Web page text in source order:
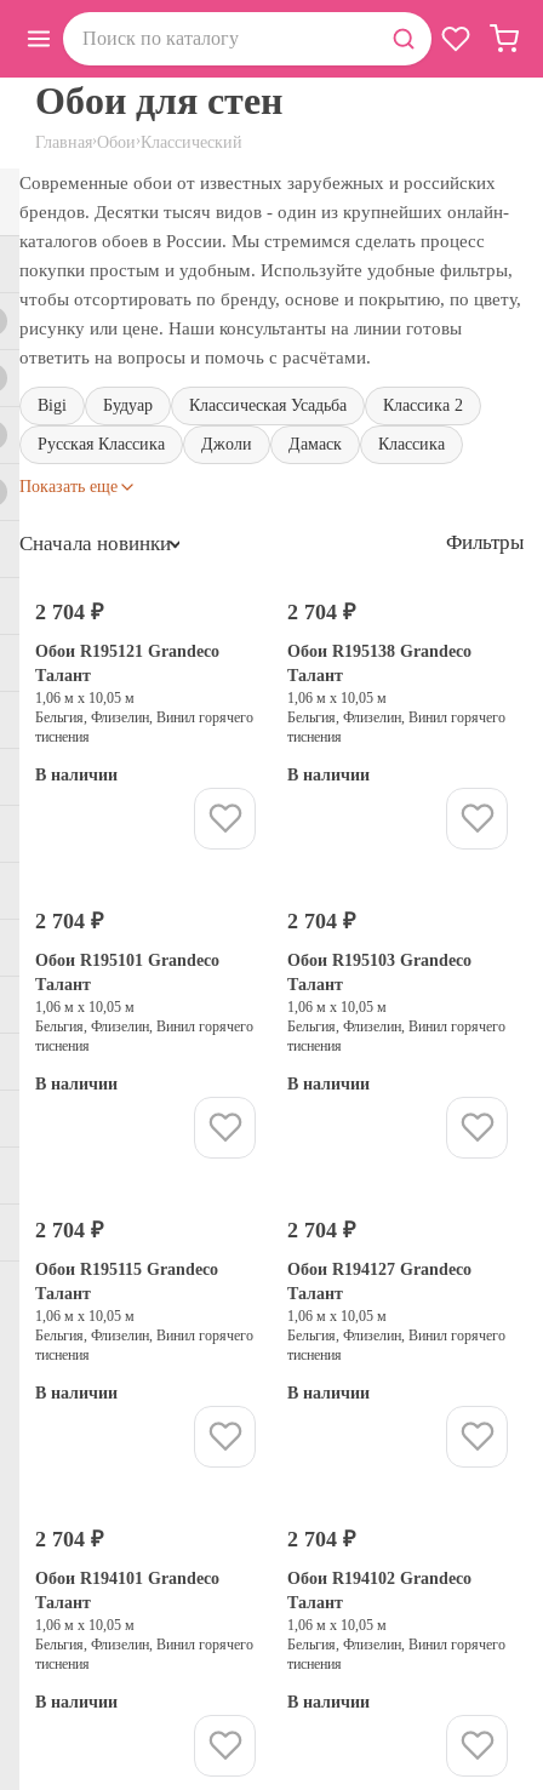
Главная›Обои›Классический
Обои для стен
Современные обои от известных зарубежных и российских
брендов. Десятки тысяч видов - один из крупнейших онлайн-
каталогов обоев в России. Мы стремимся сделать процесс
покупки простым и удобным. Используйте удобные фильтры,
чтобы отсортировать по бренду, основе и покрытию, по цвету,
рисунку или цене. Наши консультанты на линии готовы
ответить на вопросы и помочь с расчётами.
Bigi Будуар Классическая Усадьба Классика 2
Русская Классика Джоли Дамаск Классика
Показать еще
Сначала новинки Фильтры
2 704 ₽
Обои R195121 Grandeco
Талант
1,06 м х 10,05 м
Бельгия, Флизелин, Винил горячего
тиснения
В наличии
2 704 ₽
Обои R195138 Grandeco
Талант
1,06 м х 10,05 м
Бельгия, Флизелин, Винил горячего
тиснения
В наличии
2 704 ₽
Обои R195101 Grandeco
Талант
1,06 м х 10,05 м
Бельгия, Флизелин, Винил горячего
тиснения
В наличии
2 704 ₽
Обои R195103 Grandeco
Талант
1,06 м х 10,05 м
Бельгия, Флизелин, Винил горячего
тиснения
В наличии
2 704 ₽
Обои R195115 Grandeco
Талант
1,06 м х 10,05 м
Бельгия, Флизелин, Винил горячего
тиснения
В наличии
2 704 ₽
Обои R194127 Grandeco
Талант
1,06 м х 10,05 м
Бельгия, Флизелин, Винил горячего
тиснения
В наличии
2 704 ₽
Обои R194101 Grandeco
Талант
1,06 м х 10,05 м
Бельгия, Флизелин, Винил горячего
тиснения
В наличии
2 704 ₽
Обои R194102 Grandeco
Талант
1,06 м х 10,05 м
Бельгия, Флизелин, Винил горячего
тиснения
В наличии